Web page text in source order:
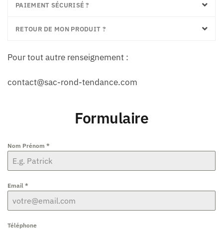
PAIEMENT SÉCURISÉ ?
RETOUR DE MON PRODUIT ?
Pour tout autre renseignement :
contact@sac-rond-tendance.com
Formulaire
Nom Prénom *
Email *
Téléphone